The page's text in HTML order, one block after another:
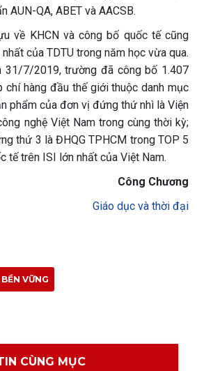
AUN-QA, ABET và AACSB.
về KHCN và công bố quốc tế cũng
của TDTU trong năm học vừa qua.
7/2019, trường đã công bố 1.407
chí hàng đầu thế giới thuộc danh mục
phẩm của đơn vị đứng thứ nhì là Viện
nghệ Việt Nam trong cùng thời kỳ;
thứ 3 là ĐHQG TPHCM trong TOP 5
tế trên ISI lớn nhất của Việt Nam.
Công Chương
Giáo dục và thời đại
VỮNG
CÙNG MỤC